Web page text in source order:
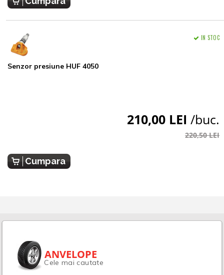
Senzor presiune HUF 4050
IN STOC
210,00 LEI /buc.
220,50 LEI
Cumpara
ANVELOPE
Cele mai cautate